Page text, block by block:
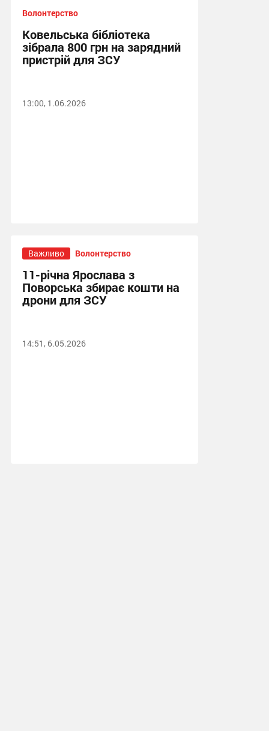
Волонтерство
Ковельська бібліотека
зібрала 800 грн на зарядний
пристрій для ЗСУ
13:00, 1.06.2026
Важливо Волонтерство
11-річна Ярослава з
Поворська збирає кошти на
дрони для ЗСУ
14:51, 6.05.2026